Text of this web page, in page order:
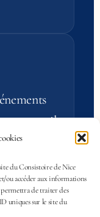
du Consistoire de Nice
ou accéder aux informations
permettra de traiter des
uniques sur le site du
e‑mail.